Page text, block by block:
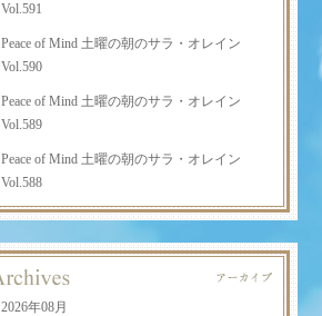
Vol.591
Peace of Mind 土曜の朝のサラ・オレイン
Vol.590
Peace of Mind 土曜の朝のサラ・オレイン
Vol.589
Peace of Mind 土曜の朝のサラ・オレイン
Vol.588
2026年08月